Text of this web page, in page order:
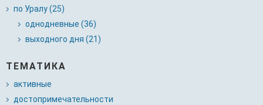
по Уралу (25)
однодневные (36)
выходного дня (21)
ТЕМАТИКА
активные
достопримечательности